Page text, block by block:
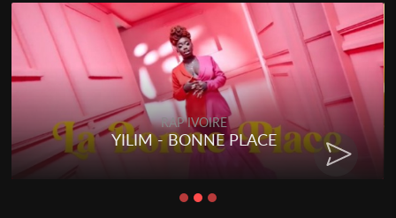
RAP IVOIRE
YILIM - BONNE PLACE